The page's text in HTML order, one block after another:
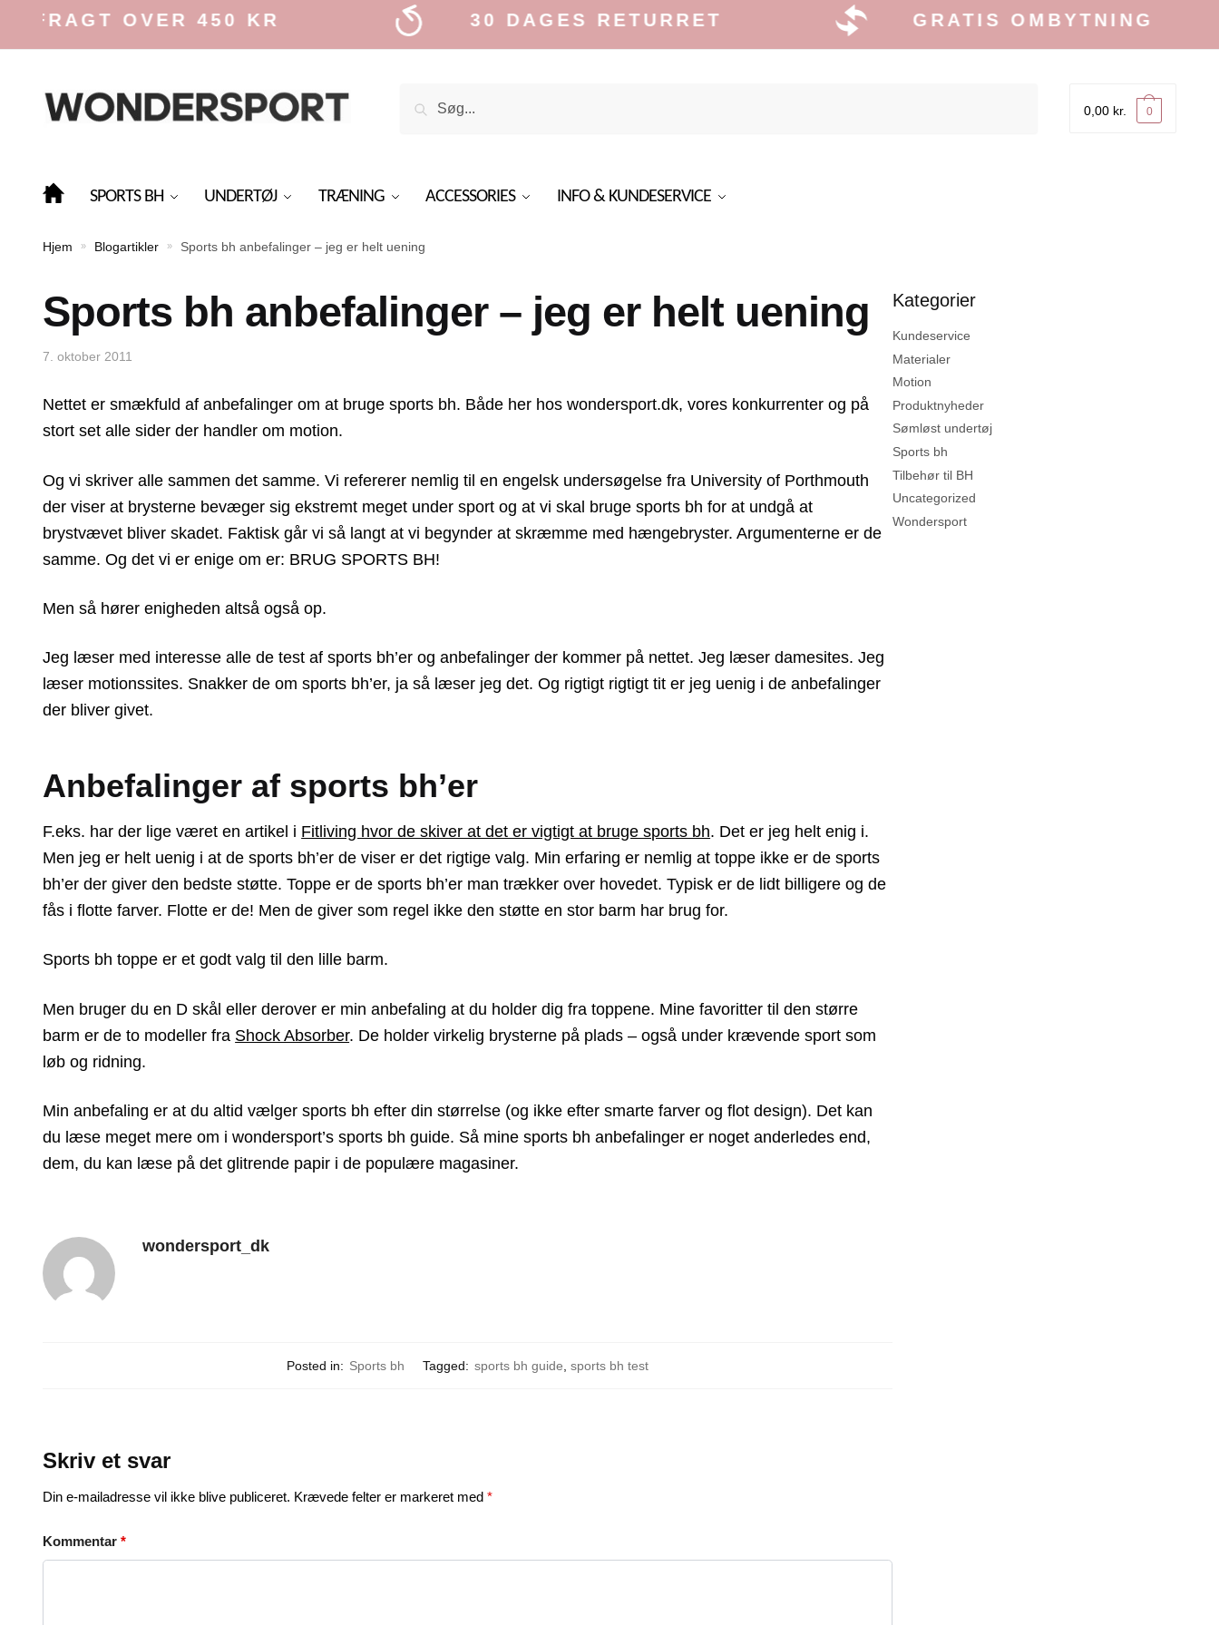
FRAGT OVER 450 KR 30 DAGES RETURRET GRATIS OMBYTNING
0,00 kr. 0
SPORTS BH UNDERTØJ TRÆNING ACCESSORIES INFO & KUNDESERVICE
Hjem » Blogartikler » Sports bh anbefalinger – jeg er helt uening
Sports bh anbefalinger – jeg er helt uening
7. oktober 2011
Nettet er smækfuld af anbefalinger om at bruge sports bh. Både her hos wondersport.dk, vores konkurrenter og på
stort set alle sider der handler om motion.
Og vi skriver alle sammen det samme. Vi refererer nemlig til en engelsk undersøgelse fra University of Porthmouth
der viser at brysterne bevæger sig ekstremt meget under sport og at vi skal bruge sports bh for at undgå at
brystvævet bliver skadet. Faktisk går vi så langt at vi begynder at skræmme med hængebryster. Argumenterne er de
samme. Og det vi er enige om er: BRUG SPORTS BH!
Men så hører enigheden altså også op.
Jeg læser med interesse alle de test af sports bh’er og anbefalinger der kommer på nettet. Jeg læser damesites. Jeg
læser motionssites. Snakker de om sports bh’er, ja så læser jeg det. Og rigtigt rigtigt tit er jeg uenig i de anbefalinger
der bliver givet.
Anbefalinger af sports bh’er
F.eks. har der lige været en artikel i Fitliving hvor de skiver at det er vigtigt at bruge sports bh. Det er jeg helt enig i.
Men jeg er helt uenig i at de sports bh’er de viser er det rigtige valg. Min erfaring er nemlig at toppe ikke er de sports
bh’er der giver den bedste støtte. Toppe er de sports bh’er man trækker over hovedet. Typisk er de lidt billigere og de
fås i flotte farver. Flotte er de! Men de giver som regel ikke den støtte en stor barm har brug for.
Sports bh toppe er et godt valg til den lille barm.
Men bruger du en D skål eller derover er min anbefaling at du holder dig fra toppene. Mine favoritter til den større
barm er de to modeller fra Shock Absorber. De holder virkelig brysterne på plads – også under krævende sport som
løb og ridning.
Min anbefaling er at du altid vælger sports bh efter din størrelse (og ikke efter smarte farver og flot design). Det kan
du læse meget mere om i wondersport’s sports bh guide. Så mine sports bh anbefalinger er noget anderledes end,
dem, du kan læse på det glitrende papir i de populære magasiner.
wondersport_dk
Posted in: Sports bh Tagged: sports bh guide ,sports bh test
Skriv et svar
Din e-mailadresse vil ikke blive publiceret. Krævede felter er markeret med*
Kommentar*
Kategorier
Kundeservice
Materialer
Motion
Produktnyheder
Sømløst undertøj
Sports bh
Tilbehør til BH
Uncategorized
Wondersport